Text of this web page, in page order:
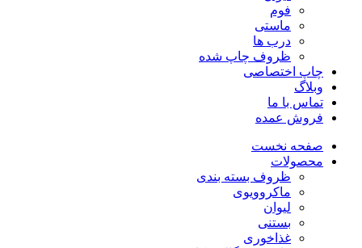
فوم
ماستی
درب ها
ظروف چاپ شده
چاپ اختصاصی
وبلاگ
تماس با ما
فروش عمده
صفحه نخست
محصولات
ظروف بسته بندی
ماکروویوی
لیوان
بستنی
غذاخوری